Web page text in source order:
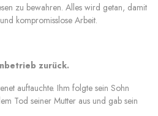
zu bewahren. Alles wird getan, damit
kompromisslose Arbeit.
zurück.
auftauchte. Ihm folgte sein Sohn
Tod seiner Mutter aus und gab sein